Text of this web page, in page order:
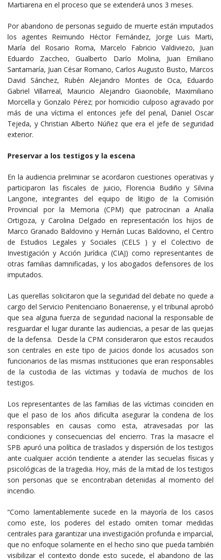
Martiarena en el proceso que se extenderá unos 3 meses.
Por abandono de personas seguido de muerte están imputados
los agentes Reimundo Héctor Fernández, Jorge Luis Marti,
María del Rosario Roma, Marcelo Fabricio Valdiviezo, Juan
Eduardo Zaccheo, Gualberto Darío Molina, Juan Emiliano
Santamaría, Juan César Romano, Carlos Augusto Busto, Marcos
David Sánchez, Rubén Alejandro Montes de Oca, Eduardo
Gabriel Villarreal, Mauricio Alejandro Giaonobile, Maximiliano
Morcella y Gonzalo Pérez; por homicidio culposo agravado por
más de una víctima el entonces jefe del penal, Daniel Oscar
Tejeda, y Christian Alberto Núñez que era el jefe de seguridad
exterior.
Preservar a los testigos y la escena
En la audiencia preliminar se acordaron cuestiones operativas y
participaron las fiscales de juicio, Florencia Budiño y Silvina
Langone, integrantes del equipo de litigio de la Comisión
Provincial por la Memoria (CPM) que patrocinan a Analía
Ortigoza, y Carolina Delgado en representación los hijos de
Marco Granado Baldovino y Hernán Lucas Baldovino, el Centro
de Estudios Legales y Sociales (CELS ) y el Colectivo de
Investigación y Acción Jurídica (CIAJ) como representantes de
otras familias damnificadas, y los abogados defensores de los
imputados.
Las querellas solicitaron que la seguridad del debate no quede a
cargo del Servicio Penitenciario Bonaerense, y el tribunal aprobó
que sea alguna fuerza de seguridad nacional la responsable de
resguardar el lugar durante las audiencias, a pesar de las quejas
de la defensa. Desde la CPM consideraron que estos recaudos
son centrales en este tipo de juicios donde los acusados son
funcionarios de las mismas instituciones que eran responsables
de la custodia de las víctimas y todavía de muchos de los
testigos.
Los representantes de las familias de las víctimas coinciden en
que el paso de los años dificulta asegurar la condena de los
responsables en causas como esta, atravesadas por las
condiciones y consecuencias del encierro. Tras la masacre el
SPB apuró una política de traslados y dispersión de los testigos
ante cualquier acción tendiente a atender las secuelas físicas y
psicológicas de la tragedia. Hoy, más de la mitad de los testigos
son personas que se encontraban detenidas al momento del
incendio.
“Como lamentablemente sucede en la mayoría de los casos
como este, los poderes del estado omiten tomar medidas
centrales para garantizar una investigación profunda e imparcial,
que no enfoque solamente en el hecho sino que pueda también
visibilizar el contexto donde esto sucede, el abandono de las